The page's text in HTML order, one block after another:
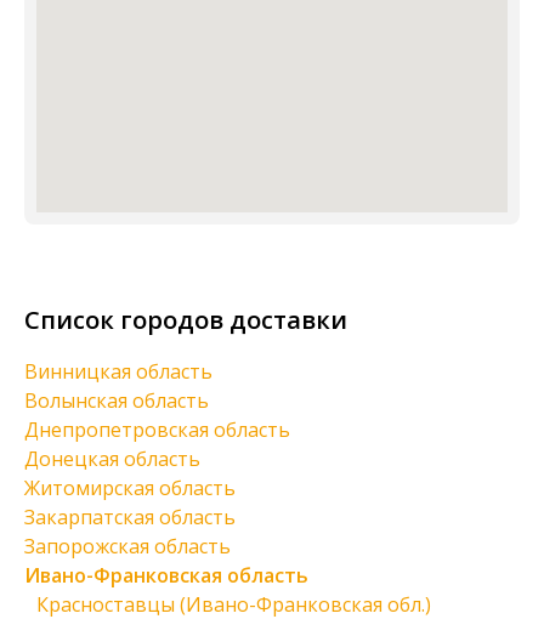
Список городов доставки
Винницкая область
Волынская область
Днепропетровская область
Донецкая область
Житомирская область
Закарпатская область
Запорожская область
Ивано-Франковская область
Красноставцы (Ивано-Франковская обл.)